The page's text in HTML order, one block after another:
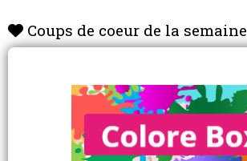
Coups de coeur de la semaine